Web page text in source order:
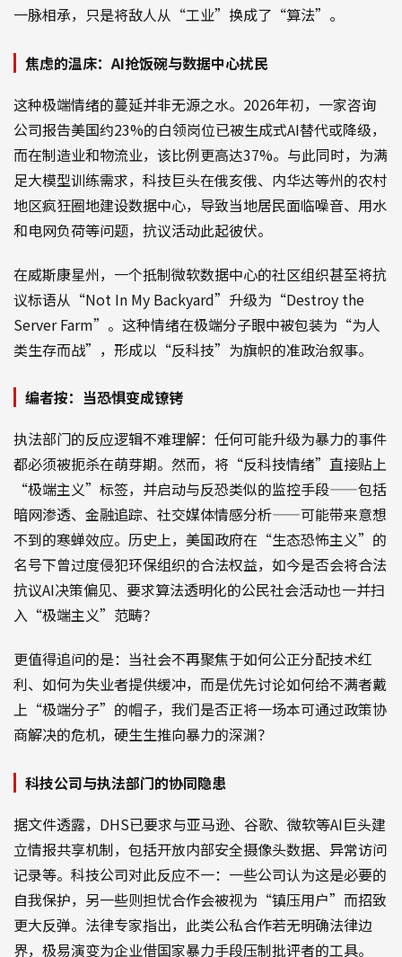
一脉相承，只是将敌人从“工业”换成了“算法”。
焦虑的温床：AI抢饭碗与数据中心扰民
这种极端情绪的蔓延并非无源之水。2026年初，一家咨询
公司报告美国约23%的白领岗位已被生成式AI替代或降级，
而在制造业和物流业，该比例更高达37%。与此同时，为满
足大模型训练需求，科技巨头在俄亥俄、内华达等州的农村
地区疯狂圈地建设数据中心，导致当地居民面临噪音、用水
和电网负荷等问题，抗议活动此起彼伏。
在威斯康星州，一个抵制微软数据中心的社区组织甚至将抗
议标语从“Not In My Backyard”升级为“Destroy the
Server Farm”。这种情绪在极端分子眼中被包装为“为人
类生存而战”，形成以“反科技”为旗帜的准政治叙事。
编者按：当恐惧变成镣铐
执法部门的反应逻辑不难理解：任何可能升级为暴力的事件
都必须被扼杀在萌芽期。然而，将“反科技情绪”直接贴上
“极端主义”标签，并启动与反恐类似的监控手段——包括
暗网渗透、金融追踪、社交媒体情感分析——可能带来意想
不到的寒蝉效应。历史上，美国政府在“生态恐怖主义”的
名号下曾过度侵犯环保组织的合法权益，如今是否会将合法
抗议AI决策偏见、要求算法透明化的公民社会活动也一并扫
入“极端主义”范畴？
更值得追问的是：当社会不再聚焦于如何公正分配技术红
利、如何为失业者提供缓冲，而是优先讨论如何给不满者戴
上“极端分子”的帽子，我们是否正将一场本可通过政策协
商解决的危机，硬生生推向暴力的深渊？
科技公司与执法部门的协同隐患
据文件透露，DHS已要求与亚马逊、谷歌、微软等AI巨头建
立情报共享机制，包括开放内部安全摄像头数据、异常访问
记录等。科技公司对此反应不一：一些公司认为这是必要的
自我保护，另一些则担忧合作会被视为“镇压用户”而招致
更大反弹。法律专家指出，此类公私合作若无明确法律边
界，极易演变为企业借国家暴力手段压制批评者的工具。